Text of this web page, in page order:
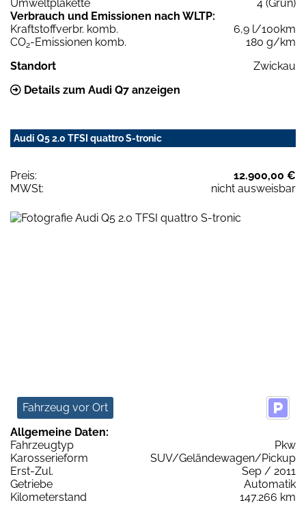
Umweltplakette
4 (Grün)
Verbrauch und Emissionen nach WLTP:
Kraftstoffverbr. komb.
6,9 l/100km
CO2-Emissionen komb.
180 g/km
Standort
Zwickau
Details zum Audi Q7 anzeigen
Audi Q5 2.0 TFSI quattro S-tronic
Preis:
12.900,00 €
MWSt:
nicht ausweisbar
Fahrzeug vor Ort
Allgemeine Daten:
Fahrzeugtyp
Pkw
Karosserieform
SUV/Geländewagen/Pickup
Erst-Zul.
Sep / 2011
Getriebe
Automatik
Kilometerstand
147.266 km